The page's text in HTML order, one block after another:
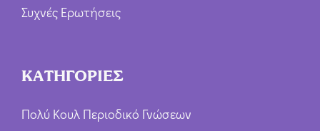
Συχνές Ερωτήσεις
ΚΑΤΗΓΟΡΙΕΣ
Πολύ Κουλ Περιοδικό Γνώσεων